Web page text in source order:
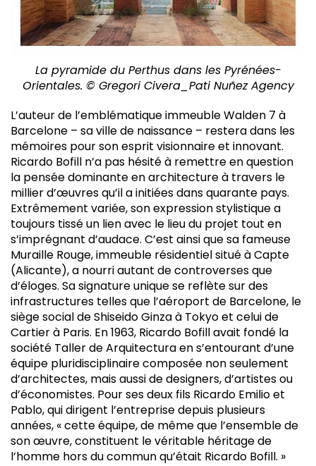
La pyramide du Perthus dans les Pyrénées-
Orientales. © Gregori Civera_Pati Nuñez Agency
L’auteur de l’emblématique immeuble Walden 7 à
Barcelone – sa ville de naissance – restera dans les
mémoires pour son esprit visionnaire et innovant.
Ricardo Bofill n’a pas hésité à remettre en question
la pensée dominante en architecture à travers le
millier d’œuvres qu’il a initiées dans quarante pays.
Extrêmement variée, son expression stylistique a
toujours tissé un lien avec le lieu du projet tout en
s’imprégnant d’audace. C’est ainsi que sa fameuse
Muraille Rouge, immeuble résidentiel situé à Capte
(Alicante), a nourri autant de controverses que
d’éloges. Sa signature unique se reflète sur des
infrastructures telles que l’aéroport de Barcelone, le
siège social de Shiseido Ginza à Tokyo et celui de
Cartier à Paris. En 1963, Ricardo Bofill avait fondé la
société Taller de Arquitectura en s’entourant d’une
équipe pluridisciplinaire composée non seulement
d’architectes, mais aussi de designers, d’artistes ou
d’économistes. Pour ses deux fils Ricardo Emilio et
Pablo, qui dirigent l’entreprise depuis plusieurs
années, « cette équipe, de même que l’ensemble de
son œuvre, constituent le véritable héritage de
l’homme hors du commun qu’était Ricardo Bofill. »